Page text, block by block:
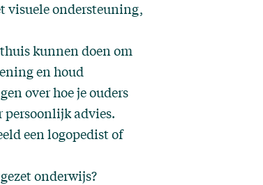
visuele ondersteuning,
kunnen doen om
en houd
over hoe je ouders
persoonlijk advies.
een logopedist of
onderwijs?